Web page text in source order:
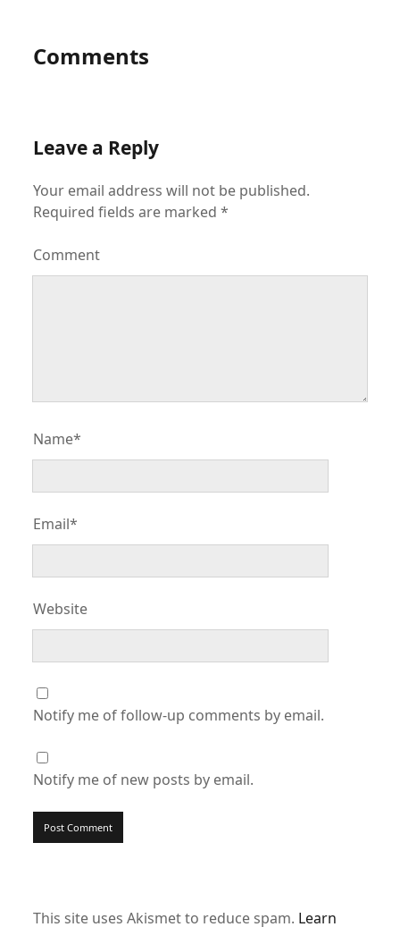
Comments
Leave a Reply
Your email address will not be published.
Required fields are marked*
Comment
Name*
Email*
Website
Notify me of follow-up comments by email.
Notify me of new posts by email.
This site uses Akismet to reduce spam. Learn